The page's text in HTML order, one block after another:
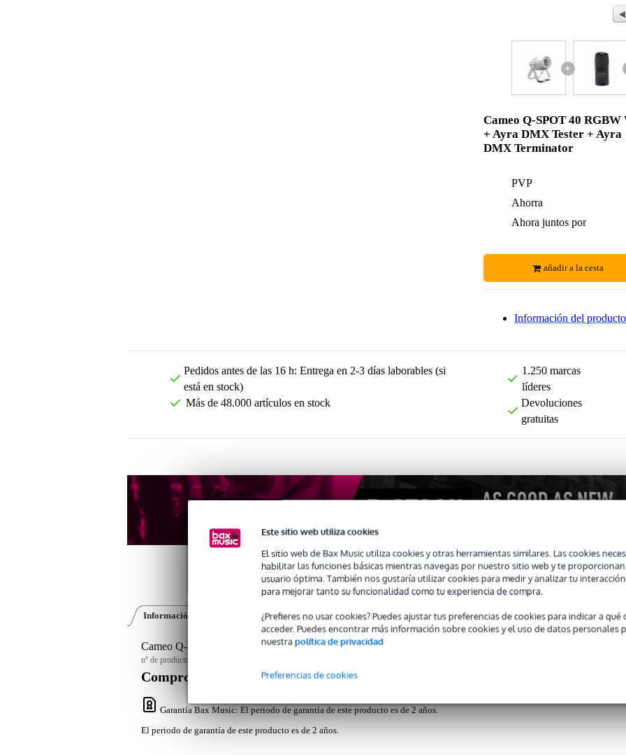
Este sitio web utiliza cookies
El sitio web de Bax Music utiliza cookies y otras herramientas similares. Las cookies
habilitar las funciones básicas mientras navegas por nuestro sitio web y te
usuario óptima. También nos gustaría utilizar cookies para medir y analizar tu
para mejorar tanto su funcionalidad como tu experiencia de compra.
¿Prefieres no usar cookies? Puedes ajustar tus preferencias de cookies para indicar a
acceder. Puedes encontrar más información sobre cookies y el uso de datos personales
nuestra política de privacidad
Preferencias de cookies
+
Cameo Q-SPOT 40 RGBW
+ Ayra DMX Tester + Ayra
DMX Terminator
PVP
Ahorra
Ahora juntos por
añadir a la cesta
Información del producto
Pedidos antes de las 16 h: Entrega en 2-3 días laborables (si
está en stock)
Más de 48.000 artículos en stock
1.250 marcas
líderes
Devoluciones
gratuitas
Información del producto Opiniones (0) Descargas (1)
Cameo Q-SPOT 40 RGBW WH spot
nº de producto:
Compromiso de servicio
Garantía Bax Music: El periodo de garantía de este producto es de 2 años.
El periodo de garantía de este producto es de 2 años.